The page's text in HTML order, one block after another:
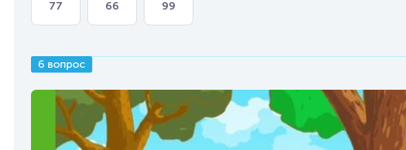
77 66 99
6 вопрос